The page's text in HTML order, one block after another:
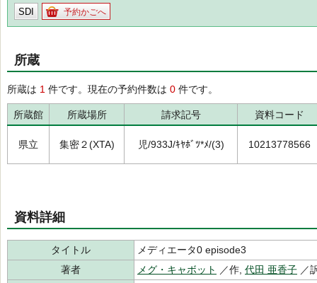
SDI 予約かごへ
所蔵
所蔵は 1 件です。現在の予約件数は 0 件です。
所蔵館 所蔵場所 請求記号 資料コード
県立 集密２(XTA) 児/933J/ｷﾔﾎﾞﾂ*ﾒ/(3) 10213778566
資料詳細
タイトル
メディエータ0 episode3
著者
メグ・キャボット ／作, 代田 亜香子 ／